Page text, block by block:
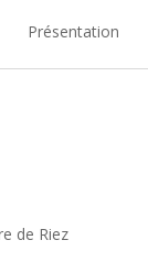
Présentation
de Riez